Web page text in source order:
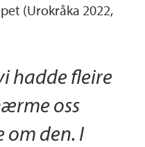
(Urokråka 2022,
hadde fleire
oss
om den. I